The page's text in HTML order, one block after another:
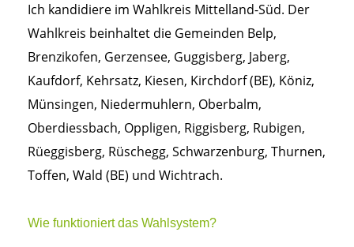
Ich kandidiere im Wahlkreis Mittelland-Süd. Der
Wahlkreis beinhaltet die Gemeinden Belp,
Brenzikofen, Gerzensee, Guggisberg, Jaberg,
Kaufdorf, Kehrsatz, Kiesen, Kirchdorf (BE), Köniz,
Münsingen, Niedermuhlern, Oberbalm,
Oberdiessbach, Oppligen, Riggisberg, Rubigen,
Rüeggisberg, Rüschegg, Schwarzenburg, Thurnen,
Toffen, Wald (BE) und Wichtrach.
Wie funktioniert das Wahlsystem?